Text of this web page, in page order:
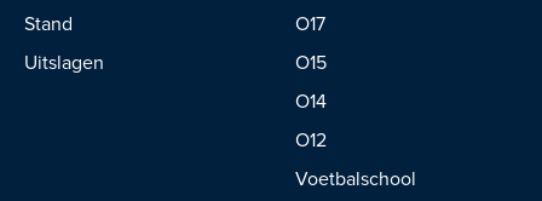
Stand
Uitslagen
O17
O15
O14
O12
Voetbalschool